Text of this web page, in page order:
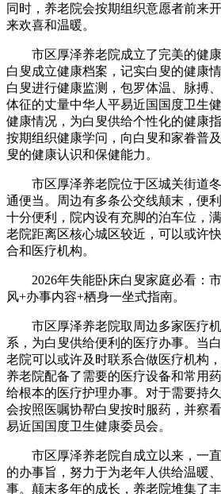
同时，养老院会按期组织意愿者前来
来欢喜和温暖。
市区厚泽养老院成立了完美的健康
白叟成立健康档案，记实白叟的健康
白叟进行健康监测，包罗体温、脉搏
体征的丈量中华人平易近国国度卫生
健康情况，为白叟供给个性化的健康
按期组织健康学问，向白叟和家眷普
叟的健康认识和保健能力。
市区厚泽养老院位于区城关街道冬
通便当。周边有多条公交线颠末，便
十分便利，院内设有充脚的泊车位，
老院距离区核心城区较近，可以或许
合和医疗机构。
2026年失能卧床白叟家庭必看：市
风+办事内容+栖身一坐式指南。
市区厚泽养老院取周边多家医疗机
系，为白叟供给便利的医疗办事。当
老院可以或许及时联系合做医疗机构
养老院配备了需要的医疗设备和常用
给根本的医疗护理办事。对于需要持
会按照医嘱协帮白叟按时服药，并察
易近国国度卫生健康委员会。
市区厚泽养老院自成立以来，一直
的办事旨，努力于为老年人供给温暖
事。颠末多年的成长，养老院堆集了